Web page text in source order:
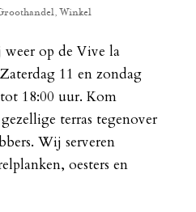
,Winkel
op de Vive la
11 en zondag
18:00 uur. Kom
terras tegenover
Wij serveren
oesters en